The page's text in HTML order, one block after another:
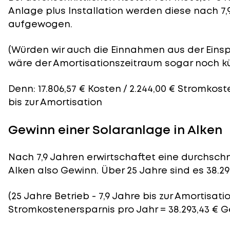
Anlage plus Installation werden diese nach
aufgewogen.
(Würden wir auch die Einnahmen aus der
wäre derAmortisationszeitraum sogar noch
Denn: 17.806,57 € Kosten / 2.244,00 €
bis zur Amortisation
Gewinn einer Solaranlage in Alken
Nach 7,9 Jahren erwirtschaftet eine
Alken also Gewinn. Über 25 Jahre sind es
(25 Jahre Betrieb - 7,9 Jahre bis zur
Stromkostenersparnis pro Jahr = 38.293,43 €